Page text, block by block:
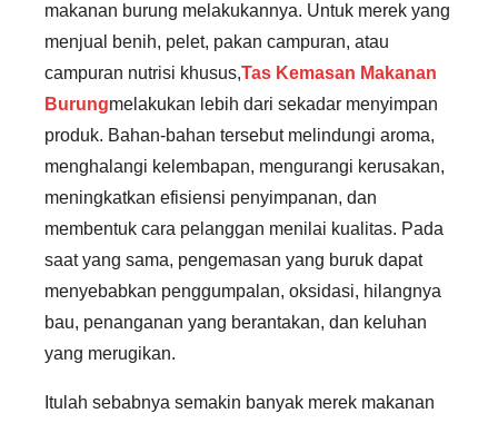
makanan burung melakukannya. Untuk merek yang
menjual benih, pelet, pakan campuran, atau
campuran nutrisi khusus,Tas Kemasan Makanan
Burungmelakukan lebih dari sekadar menyimpan
produk. Bahan-bahan tersebut melindungi aroma,
menghalangi kelembapan, mengurangi kerusakan,
meningkatkan efisiensi penyimpanan, dan
membentuk cara pelanggan menilai kualitas. Pada
saat yang sama, pengemasan yang buruk dapat
menyebabkan penggumpalan, oksidasi, hilangnya
bau, penanganan yang berantakan, dan keluhan
yang merugikan.
Itulah sebabnya semakin banyak merek makanan